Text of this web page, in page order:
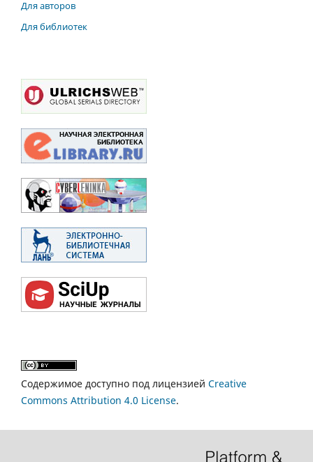
Для авторов
Для библиотек
Содержимое доступно под лицензией Creative
Commons Attribution 4.0 License.